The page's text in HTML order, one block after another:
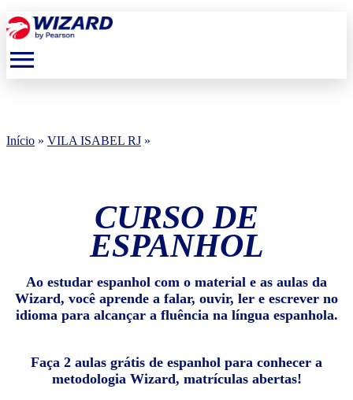
menu
Início » VILA ISABEL RJ »
CURSO DE
ESPANHOL
Ao estudar espanhol com o material e as aulas da
Wizard, você aprende a falar, ouvir, ler e escrever no
idioma para alcançar a fluência na língua espanhola.
Faça 2 aulas grátis de espanhol para conhecer a
metodologia Wizard, matrículas abertas!